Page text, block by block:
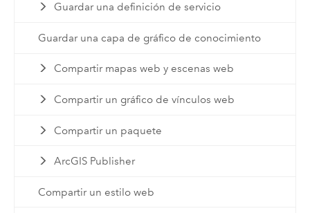
Guardar una definición de servicio
Guardar una capa de gráfico de conocimiento
Compartir mapas web y escenas web
Compartir un gráfico de vínculos web
Compartir un paquete
ArcGIS Publisher
Compartir un estilo web